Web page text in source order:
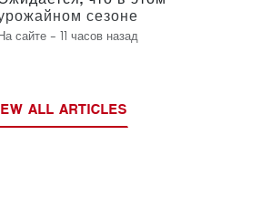
сезоне
вина в
На сайте - 11 часов назад
ALL ARTICLES